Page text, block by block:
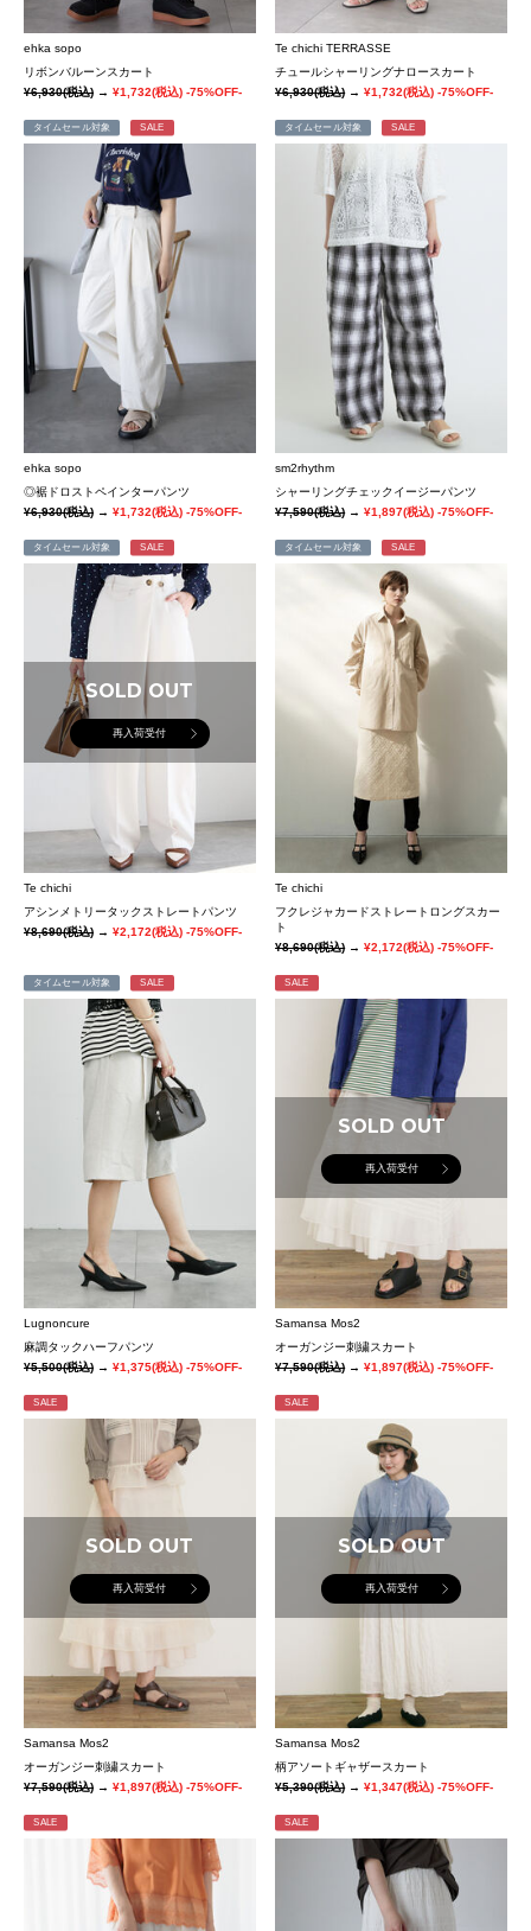
ehka sopo
リボンバルーンスカート
¥6,930(税込) → ¥1,732(税込) -75%OFF-
Te chichi TERRASSE
チュールシャーリングナロースカート
¥6,930(税込)→¥1,732(税込) -75%OFF-
タイムセール対象 SALE
ehka sopo
◎裾ドロストペインターパンツ
¥6,930(税込) → ¥1,732(税込) -75%OFF-
タイムセール対象 SALE
sm2rhythm
シャーリングチェックイージーパンツ
¥7,590(税込)→¥1,897(税込) -75%OFF-
タイムセール対象 SALE
SOLD OUT
再入荷受付
Te chichi
アシンメトリータックストレートパンツ
¥8,690(税込) → ¥2,172(税込) -75%OFF-
タイムセール対象 SALE
Te chichi
フクレジャカードストレートロングスカー
ト
¥8,690(税込)→¥2,172(税込) -75%OFF-
タイムセール対象 SALE
Lugnoncure
麻調タックハーフパンツ
¥5,500(税込) → ¥1,375(税込) -75%OFF-
SALE
SOLD OUT
再入荷受付
Samansa Mos2
オーガンジー刺繍スカート
¥7,590(税込)→¥1,897(税込) -75%OFF-
SALE
SOLD OUT
再入荷受付
Samansa Mos2
オーガンジー刺繍スカート
¥7,590(税込) → ¥1,897(税込) -75%OFF-
SALE
SOLD OUT
再入荷受付
Samansa Mos2
柄アソートギャザースカート
¥5,390(税込)→¥1,347(税込) -75%OFF-
SALE SALE